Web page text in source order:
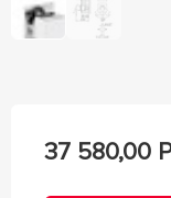
37 580,00